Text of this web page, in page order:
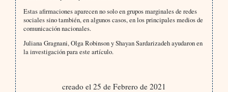
Estas afirmaciones aparecen no solo en grupos marginales de redes
sociales sino también, en algunos casos, en los principales medios de
comunicación nacionales.
Juliana Gragnani, Olga Robinson y Shayan Sardarizadeh ayudaron en
la investigación para este artículo.
creado el 25 de Febrero de 2021